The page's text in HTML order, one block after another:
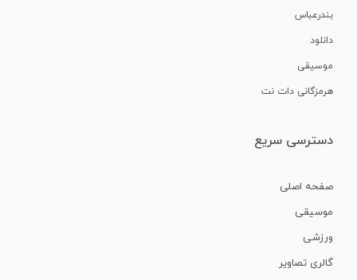
بندرعباس
دانلود
موسیقی
هرمزگانی دات نت
دسترسی سریع
صفحه اصلی
موسیقی
ورزشی
گالری تصاویر